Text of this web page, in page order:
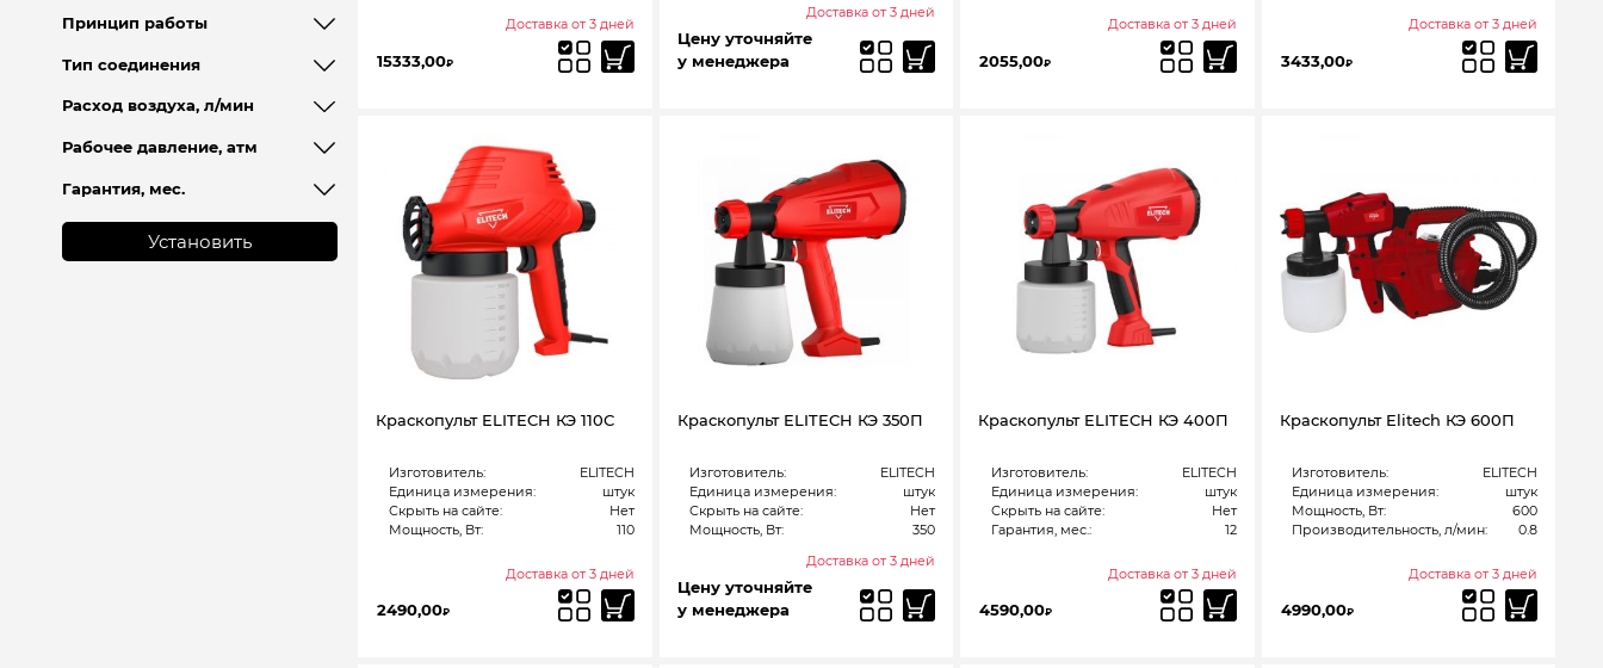
Доставка от 3 дней
15333,00₽
Доставка от 3 дней
Цену уточняйте
у менеджера
Доставка от 3 дней
2055,00₽
Доставка от 3 дней
3433,00₽
Краскопульт ELITECH КЭ 110С
Изготовитель:
ELITECH
Единица измерения:
штук
Скрыть на сайте:
Нет
Мощность, Вт:
110
Доставка от 3 дней
2490,00₽
Краскопульт ELITECH КЭ 350П
Изготовитель:
ELITECH
Единица измерения:
штук
Скрыть на сайте:
Нет
Мощность, Вт:
350
Доставка от 3 дней
Цену уточняйте
у менеджера
Краскопульт ELITECH КЭ 400П
Изготовитель:
ELITECH
Единица измерения:
штук
Скрыть на сайте:
Нет
Гарантия, мес.:
12
Доставка от 3 дней
4590,00₽
Краскопульт Elitech КЭ 600П
Изготовитель:
ELITECH
Единица измерения:
штук
Мощность, Вт:
600
Производительность, л/мин:
0.8
Доставка от 3 дней
4990,00₽
Принцип работы
Тип соединения
Расход воздуха, л/мин
Рабочее давление, атм
Гарантия, мес.
Установить